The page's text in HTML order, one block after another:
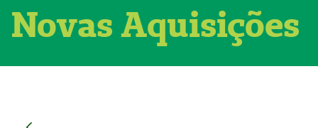
Novas Aquisições